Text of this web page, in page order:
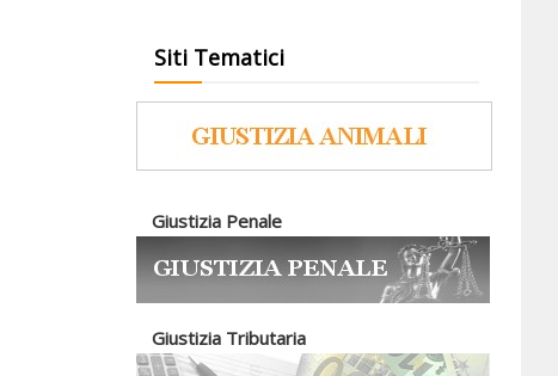
Siti Tematici
Giustizia Penale
Giustizia Tributaria